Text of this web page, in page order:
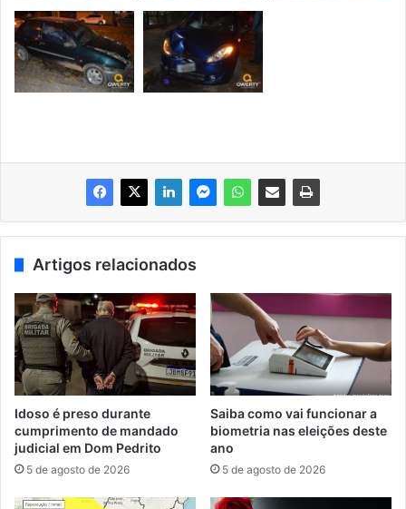
Artigos relacionados
Idoso é preso durante
cumprimento de mandado
judicial em Dom Pedrito
5 de agosto de 2026
Saiba como vai funcionar a
biometria nas eleições deste
ano
5 de agosto de 2026